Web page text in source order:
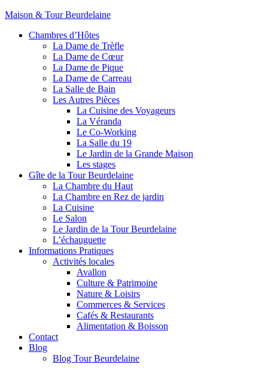
Maison & Tour Beurdelaine
Chambres d’Hôtes
La Dame de Trèfle
La Dame de Cœur
La Dame de Pique
La Dame de Carreau
La Salle de Bain
Les Autres Pièces
La Cuisine des Voyageurs
La Véranda
Le Co-Working
La Salle du 19
Le Jardin de la Grande Maison
Les stages
Gîte de la Tour Beurdelaine
La Chambre du Haut
La Chambre en Rez de jardin
La Cuisine
Le Salon
Le Jardin de la Tour Beurdelaine
L’échauguette
Informations Pratiques
Activités locales
Avallon
Culture & Patrimoine
Nature & Loisirs
Commerces & Services
Cafés & Restaurants
Alimentation & Boisson
Contact
Blog
Blog Tour Beurdelaine